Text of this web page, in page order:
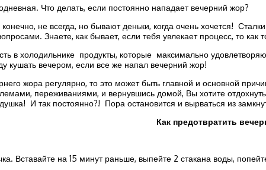
Что делать, если постоянно нападает вечерний жор?
не всегда, но бывают деньки, когда очень хочется!
Знаете, как бывает, если тебя увлекает процесс, то как
в холодильнике продукты, которые максимально
кушать вечером, если все же напал вечерний жор!
жора регулярно, то это может быть главной и основной
переживаниями, и вернувшись домой, Вы хотите
И так постоянно?! Пора остановится и вырваться из
Как предотвратить
Вставайте на 15 минут раньше, выпейте 2 стакана воды,